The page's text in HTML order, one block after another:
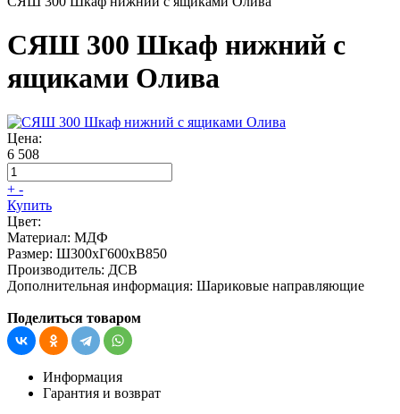
СЯШ 300 Шкаф нижний с
ящиками Олива
Цена:
6 508
+ -
Купить
Цвет:
Материал: МДФ
Размер: Ш300хГ600хВ850
Производитель: ДСВ
Дополнительная информация: Шариковые направляющие
Поделиться товаром
Информация
Гарантия и возврат